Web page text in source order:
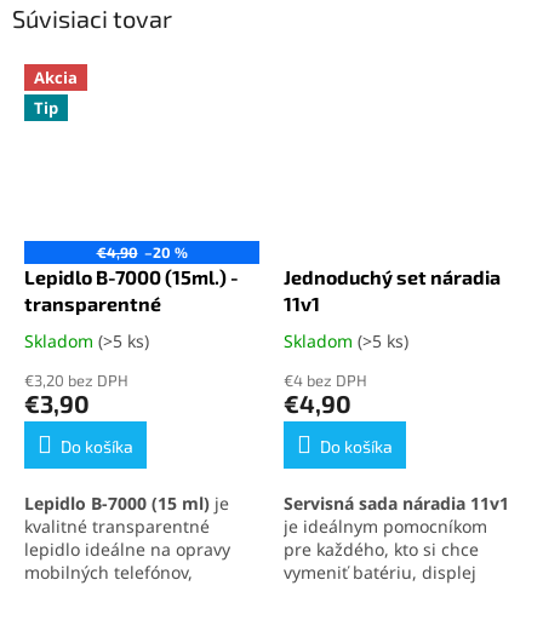
Súvisiaci tovar
Akcia
Tip
€4,90 –20 %
Lepidlo B-7000 (15ml.) -
transparentné
Priemerné
produktu
je
5,0
hviezdičiek.
Skladom (>5 ks)
€3,20 bez DPH
€3,90
Do košíka
Lepidlo B-7000 (15 ml) je
kvalitné transparentné
lepidlo ideálne na opravy
mobilných telefónov,
Jednoduchý set náradia
11v1
Priemerné
produktu
je
5,0
hviezdičiek.
Skladom (>5 ks)
€4 bez DPH
€4,90
Do košíka
Servisná sada náradia 11v1
je ideálnym pomocníkom
pre každého, kto si chce
vymeniť batériu, displej